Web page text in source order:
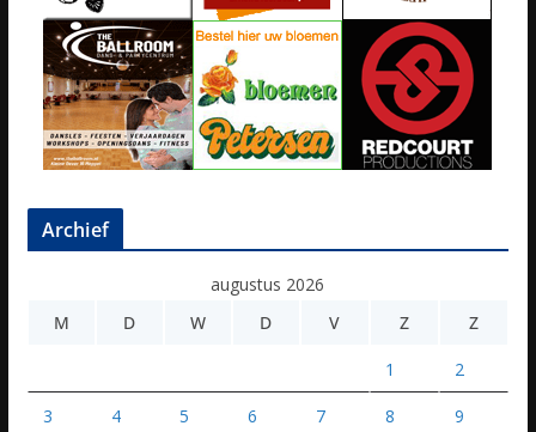
Archief
augustus 2026
M
D W D V Z Z
1 2
3 4 5 6 7 8 9